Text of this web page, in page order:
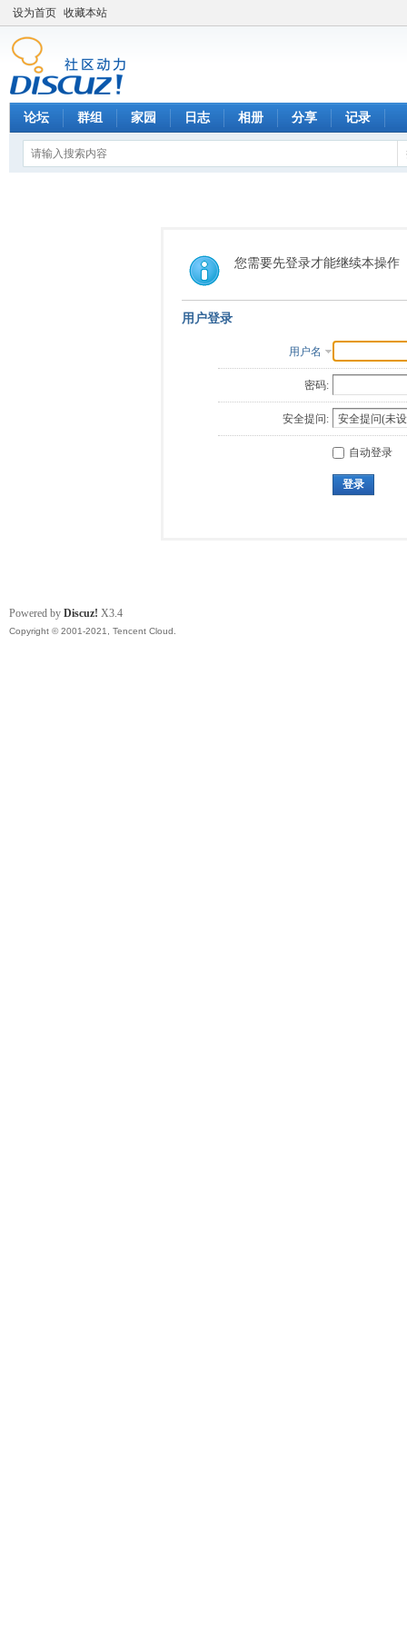
设为首页 收藏本站
论坛 群组 家园 日志 相册 分享 记录
您需要先登录才能继续本操作
用户登录
用户名
密码:
安全提问:
自动登录
登录
Powered by Discuz! X3.4
Copyright © 2001-2021, Tencent Cloud.